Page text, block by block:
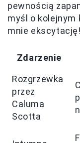
pewnością
myśl o kolejnym
mnie ekscytację!
Zdarzenie
Rozgrzewka
przez
Caluma
Scotta